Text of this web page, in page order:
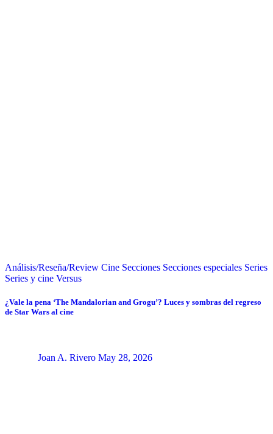
Análisis/Reseña/Review Cine Secciones Secciones especiales Series
Series y cine Versus
¿Vale la pena ‘The Mandalorian and Grogu’? Luces y sombras del regreso
de Star Wars al cine
Joan A. Rivero May 28, 2026